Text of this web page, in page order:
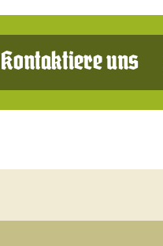
Kontaktiere uns